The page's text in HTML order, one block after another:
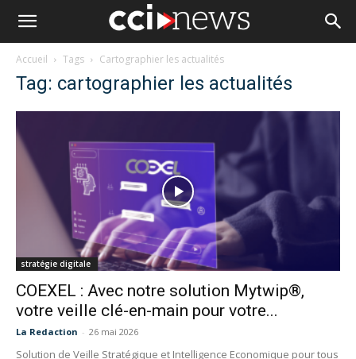
Accueil Tags Cartographier les actualités
Tag: cartographier les actualités
stratégie digitale
COEXEL : Avec notre solution Mytwip®,
votre veille clé-en-main pour votre...
La Redaction - 26 mai 2026
Solution de Veille Stratégique et Intelligence Economique pour tous